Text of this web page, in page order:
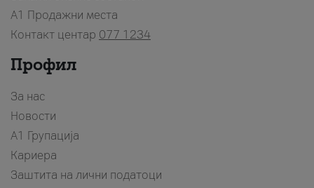
A1 Продажни места
Контакт центар 077 1234
Профил
За нас
Новости
А1 Групација
Кариера
Заштита на лични податоци